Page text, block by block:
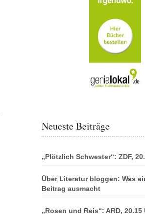
Neueste Beiträge
„Plötzlich Schwester“: ZDF,
Über Literatur bloggen: Was
Beitrag ausmacht
„Rosen und Reis“: ARD, 20.15